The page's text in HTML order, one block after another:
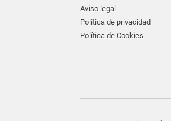
Aviso legal
Política de privacidad
Política de Cookies